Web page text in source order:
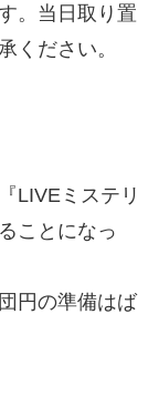
。当日取り置
ください。
LIVEミステリ
ことになっ
円の準備はば